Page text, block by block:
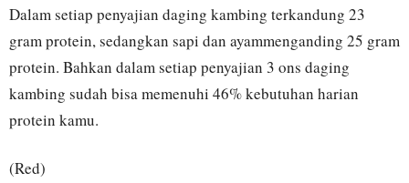
Dalam setiap penyajian daging kambing terkandung 23
gram protein, sedangkan sapi dan ayammenganding 25 gram
protein. Bahkan dalam setiap penyajian 3 ons daging
kambing sudah bisa memenuhi 46% kebutuhan harian
protein kamu.
(Red)